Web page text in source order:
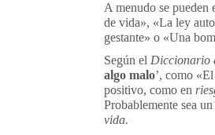
A menudo se pueden
de vida», «La ley
gestante» o «Una
Según el Diccionario
algo malo’, como
positivo, como en
Probablemente sea
vida.